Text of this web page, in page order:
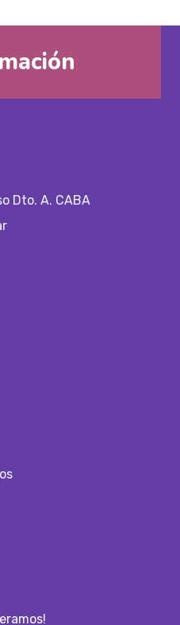
Dto. A. CABA